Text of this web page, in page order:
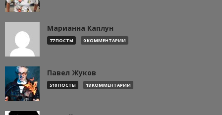
Марианна Каплун
77 ПОСТЫ 0 КОММЕНТАРИИ
Павел Жуков
510 ПОСТЫ 18 КОММЕНТАРИИ